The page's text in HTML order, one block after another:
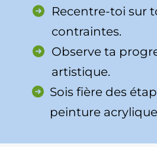
Recentre-toi sur
contraintes.
Observe ta
artistique.
Sois fière des
peinture